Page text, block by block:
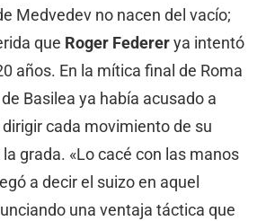
Medvedev no nacen del vacío;
que Roger Federer ya intentó
años. En la mítica final de Roma
Basilea ya había acusado a
dirigir cada movimiento de su
grada. «Lo cacé con las manos
a decir el suizo en aquel
una ventaja táctica que